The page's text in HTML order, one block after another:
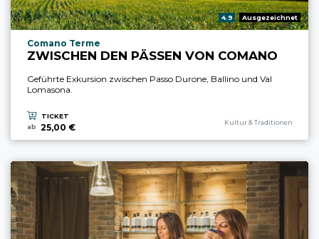
aria.rating_prefix:
4.9 Ausgezeichnet
aria.experience_location_prefix
Comano Terme
ZWISCHEN DEN PÄSSEN VON COMANO
Geführte Exkursion zwischen Passo Durone, Ballino und Val
Lomasona.
TICKET
ab
25,00 € Kultur & Traditionen